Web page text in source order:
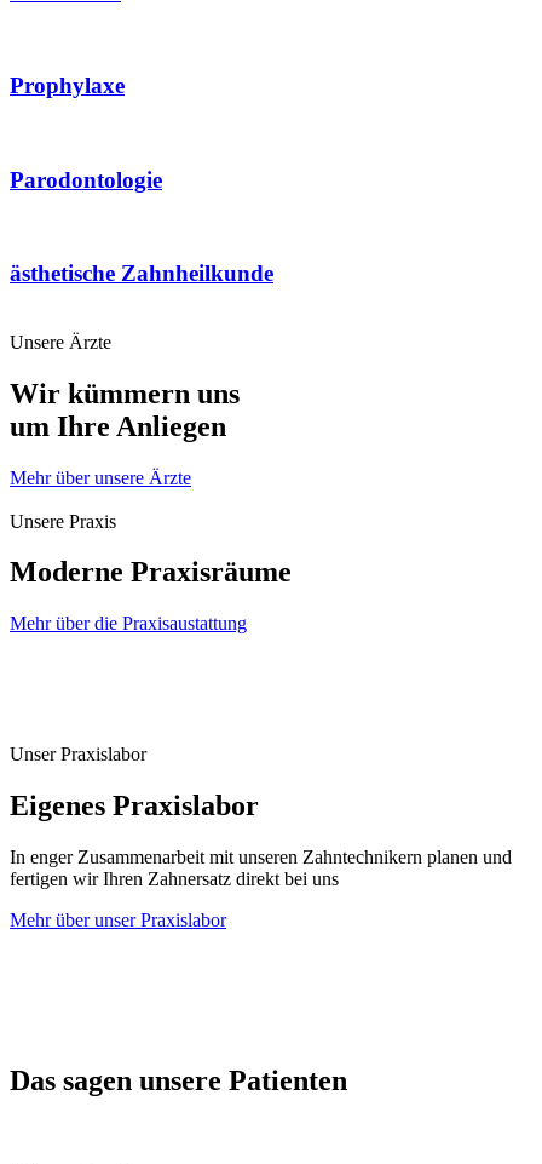
Prophylaxe
Parodontologie
ästhetische Zahnheilkunde
Unsere Ärzte
Wir kümmern uns
um Ihre Anliegen
Mehr über unsere Ärzte
Unsere Praxis
Moderne Praxisräume
Mehr über die Praxisaustattung
Unser Praxislabor
Eigenes Praxislabor
In enger Zusammenarbeit mit unseren Zahntechnikern planen und
fertigen wir Ihren Zahnersatz direkt bei uns
Mehr über unser Praxislabor
Das sagen unsere Patienten